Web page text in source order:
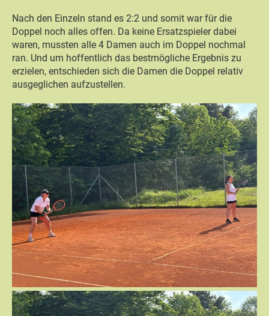
Nach den Einzeln stand es 2:2 und somit war für die
Doppel noch alles offen. Da keine Ersatzspieler dabei
waren, mussten alle 4 Damen auch im Doppel nochmal
ran. Und um hoffentlich das bestmögliche Ergebnis zu
erzielen, entschieden sich die Damen die Doppel relativ
ausgeglichen aufzustellen.